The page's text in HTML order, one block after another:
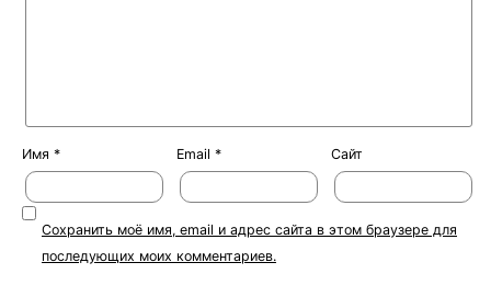
Имя * Email * Сайт
Сохранить моё имя, email и адрес сайта в этом браузере для
последующих моих комментариев.